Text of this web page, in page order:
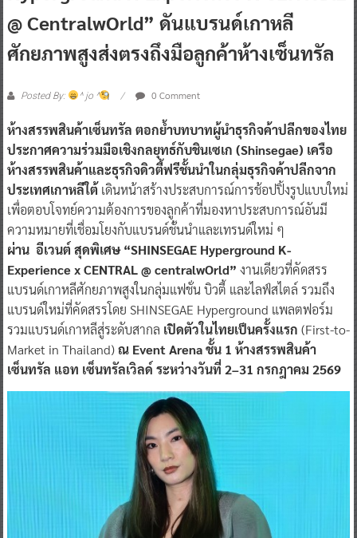
@ CentralwOrld” ดันแบรนด์เกาหลี
ศักยภาพสูงส่งตรงถึงมือลูกค้าห้างเซ็นทรัล
Posted By: ^ jo ^ 0 Comment
ห้างสรรพสินค้าเซ็นทรัล ตอกย้ำบทบาทผู้นำธุรกิจค้าปลีกของไทย
ประกาศความร่วมมือเชิงกลยุทธ์กับชินเซเก (Shinsegae) เครือ
ห้างสรรพสินค้าและธุรกิจดิวตี้ฟรีชั้นนำในกลุ่มธุรกิจค้าปลีกจาก
ประเทศเกาหลีใต้ เดินหน้าสร้างประสบการณ์การช้อปปิ้งรูปแบบใหม่
เพื่อตอบโจทย์ความต้องการของลูกค้าที่มองหาประสบการณ์อันมี
ความหมายที่เชื่อมโยงกับแบรนด์ชั้นนำและเทรนด์ใหม่ ๆ
ผ่าน อีเวนต์ สุดพิเศษ “SHINSEGAE Hyperground K-
Experience x CENTRAL @ centralwOrld” งานเดียวที่คัดสรร
แบรนด์เกาหลีศักยภาพสูงในกลุ่มแฟชั่น บิวตี้ และไลฟ์สไตล์ รวมถึง
แบรนด์ใหม่ที่คัดสรรโดย SHINSEGAE Hyperground แพลตฟอร์ม
รวมแบรนด์เกาหลีสู่ระดับสากล เปิดตัวในไทยเป็นครั้งแรก (First-to-
Market in Thailand)ณ Event Arena ชั้น 1 ห้างสรรพสินค้า
เซ็นทรัล แอท เซ็นทรัลเวิลด์ ระหว่างวันที่ 2–31 กรกฎาคม 2569